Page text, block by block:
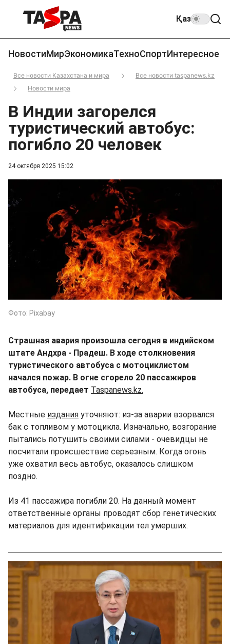
Қаз
НовостиМирЭкономикаТехноСпортИнтересное
Все новости Казахстана и мира
Все новости taspanews.kz
Новости мира
24 октября 2025 15:02
В Индии загорелся
туристический автобус:
погибло 20 человек
Фото: Pixabay
Страшная авария произошла сегодня в индийском
штате Андхра - Прадеш. В ходе столкновения
туристического автобуса с мотоциклистом
начался пожар. В огне сгорело 20 пассажиров
автобуса, передает Taspanews.kz.
Местные издания уточняют: из-за аварии взорвался
бак с топливом у мотоцикла. Изначально, возгорание
пытались потушить своими силами - очевидцы не
посчитали происшествие серьезным. Когда огонь
уже охватил весь автобус, оказалось слишком
поздно.
Из 41 пассажира погибли 20. На данный момент
ответственные органы проводят сбор генетических
материалов для идентификации тел умерших.